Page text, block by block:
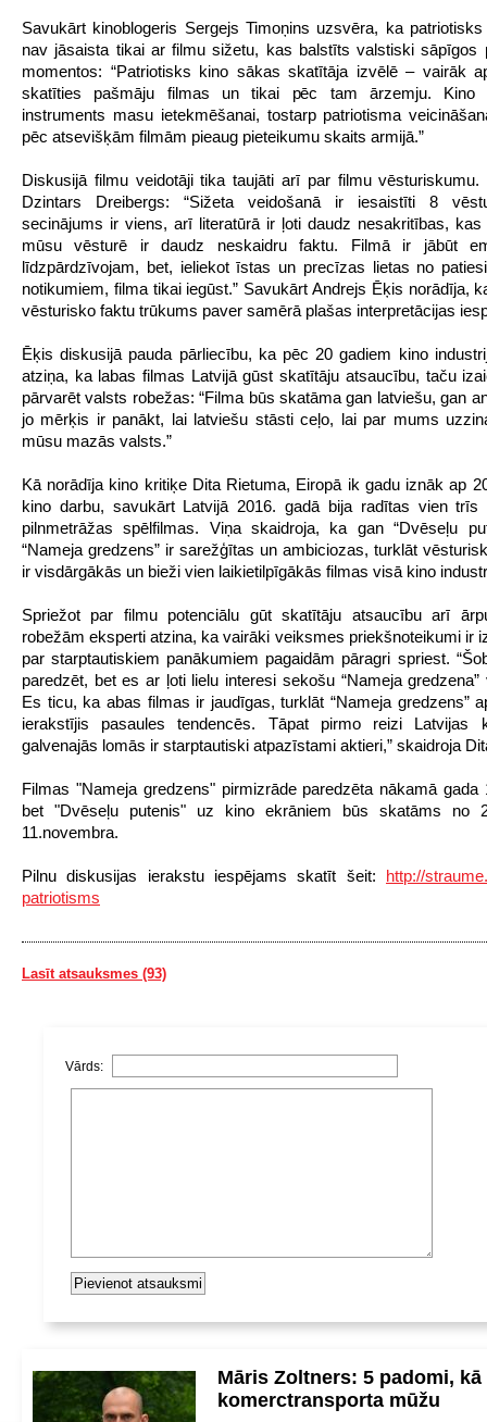
Savukārt kinoblogeris Sergejs Timoņins uzsvēra, ka
nav jāsaista tikai ar filmu sižetu, kas balstīts valstiski sāpīgos
momentos: “Patriotisks kino sākas skatītāja izvēlē – vairāk
skatīties pašmāju filmas un tikai pēc tam ārzemju. Kino
instruments masu ietekmēšanai, tostarp patriotisma
pēc atsevišķām filmām pieaug pieteikumu skaits armijā.”
Diskusijā filmu veidotāji tika taujāti arī par filmu vēsturiskumu.
Dzintars Dreibergs: “Sižeta veidošanā ir iesaistīti 8
secinājums ir viens, arī literatūrā ir ļoti daudz nesakritības, kas
mūsu vēsturē ir daudz neskaidru faktu. Filmā ir jābūt
līdzpārdzīvojam, bet, ieliekot īstas un precīzas lietas no
notikumiem, filma tikai iegūst.” Savukārt Andrejs Ēķis norādīja,
vēsturisko faktu trūkums paver samērā plašas interpretācijas
Ēķis diskusijā pauda pārliecību, ka pēc 20 gadiem kino
atziņa, ka labas filmas Latvijā gūst skatītāju atsaucību, taču
pārvarēt valsts robežas: “Filma būs skatāma gan latviešu, gan
jo mērķis ir panākt, lai latviešu stāsti ceļo, lai par mums
mūsu mazās valsts.”
Kā norādīja kino kritiķe Dita Rietuma, Eiropā ik gadu iznāk ap
kino darbu, savukārt Latvijā 2016. gadā bija radītas vien trīs
pilnmetrāžas spēlfilmas. Viņa skaidroja, ka gan “Dvēseļu
“Nameja gredzens” ir sarežģītas un ambiciozas, turklāt
ir visdārgākās un bieži vien laikietilpīgākās filmas visā kino
Spriežot par filmu potenciālu gūt skatītāju atsaucību arī
robežām eksperti atzina, ka vairāki veiksmes priekšnoteikumi ir
par starptautiskiem panākumiem pagaidām pāragri spriest.
paredzēt, bet es ar ļoti lielu interesi sekošu “Nameja gredzena”
Es ticu, ka abas filmas ir jaudīgas, turklāt “Nameja gredzens”
ierakstījis pasaules tendencēs. Tāpat pirmo reizi Latvijas
galvenajās lomās ir starptautiski atpazīstami aktieri,” skaidroja
Filmas "Nameja gredzens" pirmizrāde paredzēta nākamā gada
bet "Dvēseļu putenis" uz kino ekrāniem būs skatāms no
11.novembra.
Pilnu diskusijas ierakstu iespējams skatīt šeit: http://
patriotisms
Lasīt atsauksmes (93)
Vārds:
Māris Zoltners: 5 padomi,
komerctransporta mūžu